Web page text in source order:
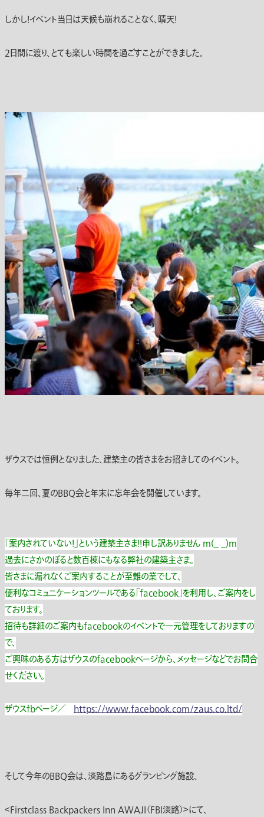
しかし！イベント当日は天候も崩れることなく、晴天！
2日間に渡り、とても楽しい時間を過ごすことができました。
ザウスでは恒例となりました、建築主の皆さまをお招きしてのイベント。
毎年二回、夏のBBQ会と年末に忘年会を開催しています。
「案内されていない！」という建築主さま！！申し訳ありません m(_ _)m
過去にさかのぼると数百棟にもなる弊社の建築主さま。
皆さまに漏れなくご案内することが至難の業でして、
便利なコミュニケーションツールである「facebook」を利用し、ご案内をし
ております。
招待も詳細のご案内もfacebookのイベントで一元管理をしておりますの
で、
ご興味のある方はザウスのfacebookページから、メッセージなどでお問合
せください。
ザウスfbページ／ https://www.facebook.com/zaus.co.ltd/
そして今年のBBQ会は、淡路島にあるグランピング施設、
＜Firstclass Backpackers Inn AWAJI（FBI淡路）＞にて、